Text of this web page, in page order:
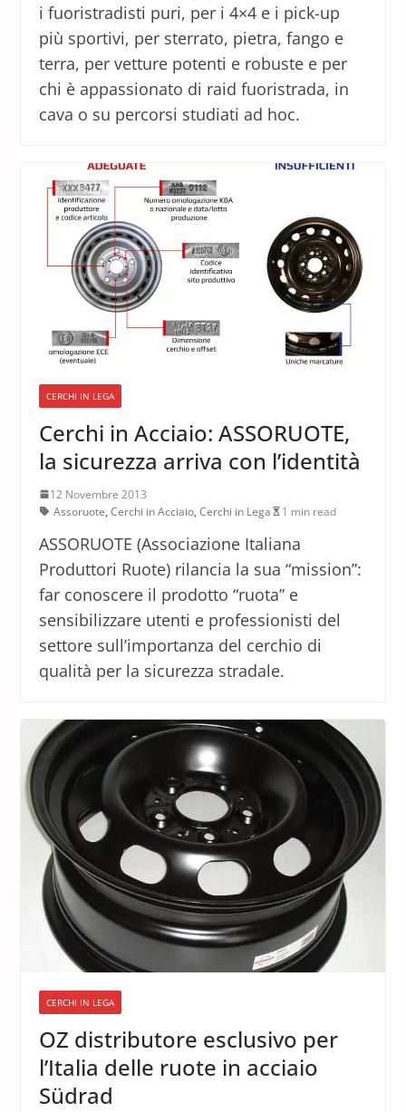
i fuoristradisti puri, per i 4×4 e i pick-up
più sportivi, per sterrato, pietra, fango e
terra, per vetture potenti e robuste e per
chi è appassionato di raid fuoristrada, in
cava o su percorsi studiati ad hoc.
CERCHI IN LEGA
Cerchi in Acciaio: ASSORUOTE,
la sicurezza arriva con l’identità
12 Novembre 2013
Assoruote, Cerchi in Acciaio, Cerchi in Lega 1 min read
ASSORUOTE (Associazione Italiana
Produttori Ruote) rilancia la sua “mission”:
far conoscere il prodotto “ruota” e
sensibilizzare utenti e professionisti del
settore sull’importanza del cerchio di
qualità per la sicurezza stradale.
CERCHI IN LEGA
OZ distributore esclusivo per
l’Italia delle ruote in acciaio
Südrad